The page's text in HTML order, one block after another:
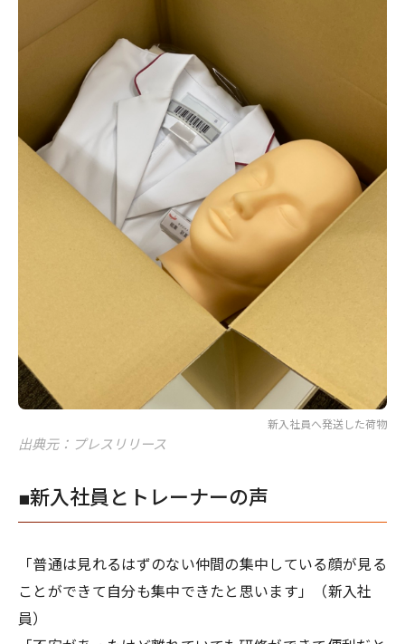
新入社員へ発送した荷物
出典元：プレスリリース
■新入社員とトレーナーの声
「普通は見れるはずのない仲間の集中している顔が見る
ことができて自分も集中できたと思います」（新入社
員）